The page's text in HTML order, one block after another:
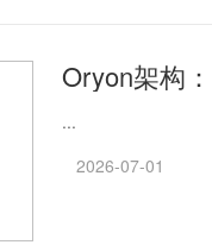
Oryon架构
...
2026-07-01